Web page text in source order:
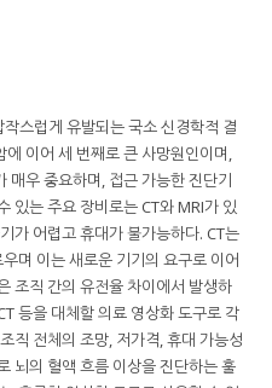
스럽게 유발되는 국소 신경학적 결
이어 세 번째로 큰 사망원인이며,
매우 중요하며, 접근 가능한 진단기
있는 주요 장비로는 CT와 MRI가 있
가 어렵고 휴대가 불가능하다. CT는
며 이는 새로운 기기의 요구로 이어
조직 간의 유전율 차이에서 발생하
등을 대체할 의료 영상화 도구로 각
직 전체의 조망, 저가격, 휴대 가능성
뇌의 혈액 흐름 이상을 진단하는 훌